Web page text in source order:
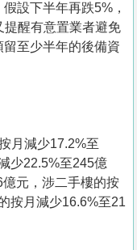
設下半年再跌5%，
提醒有意置業者避免
至少半年的後備資
月減少17.2%至
少22.5%至245億
元，涉二手樓的按
按月減少16.6%至21